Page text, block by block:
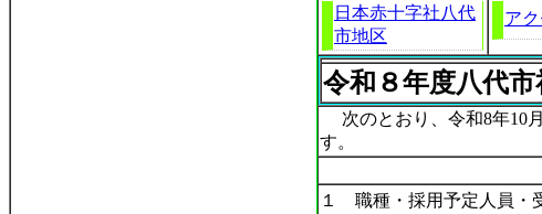
日本赤十字社八代
市地区
ア
令和８年度八代
次のとおり、令和8年10
す。
１ 職種・採用予定人員・